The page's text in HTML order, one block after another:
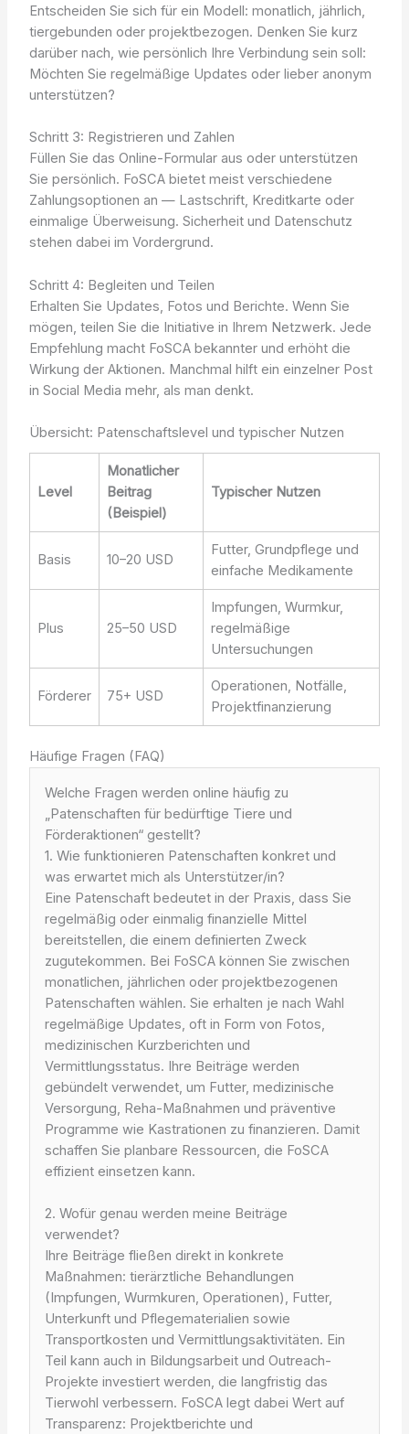
Entscheiden Sie sich für ein Modell: monatlich, jährlich,
tiergebunden oder projektbezogen. Denken Sie kurz
darüber nach, wie persönlich Ihre Verbindung sein soll:
Möchten Sie regelmäßige Updates oder lieber anonym
unterstützen?
Schritt 3: Registrieren und Zahlen
Füllen Sie das Online-Formular aus oder unterstützen
Sie persönlich. FoSCA bietet meist verschiedene
Zahlungsoptionen an — Lastschrift, Kreditkarte oder
einmalige Überweisung. Sicherheit und Datenschutz
stehen dabei im Vordergrund.
Schritt 4: Begleiten und Teilen
Erhalten Sie Updates, Fotos und Berichte. Wenn Sie
mögen, teilen Sie die Initiative in Ihrem Netzwerk. Jede
Empfehlung macht FoSCA bekannter und erhöht die
Wirkung der Aktionen. Manchmal hilft ein einzelner Post
in Social Media mehr, als man denkt.
Übersicht: Patenschaftslevel und typischer Nutzen
Level
Monatlicher
Beitrag
(Beispiel)
Typischer Nutzen
Basis 10–20 USD
Futter, Grundpflege und
einfache Medikamente
Plus 25–50 USD
Impfungen, Wurmkur,
regelmäßige
Untersuchungen
Förderer 75+ USD
Operationen, Notfälle,
Projektfinanzierung
Häufige Fragen (FAQ)
Welche Fragen werden online häufig zu
„Patenschaften für bedürftige Tiere und
Förderaktionen“ gestellt?
1. Wie funktionieren Patenschaften konkret und
was erwartet mich als Unterstützer/in?
Eine Patenschaft bedeutet in der Praxis, dass Sie
regelmäßig oder einmalig finanzielle Mittel
bereitstellen, die einem definierten Zweck
zugutekommen. Bei FoSCA können Sie zwischen
monatlichen, jährlichen oder projektbezogenen
Patenschaften wählen. Sie erhalten je nach Wahl
regelmäßige Updates, oft in Form von Fotos,
medizinischen Kurzberichten und
Vermittlungsstatus. Ihre Beiträge werden
gebündelt verwendet, um Futter, medizinische
Versorgung, Reha-Maßnahmen und präventive
Programme wie Kastrationen zu finanzieren. Damit
schaffen Sie planbare Ressourcen, die FoSCA
effizient einsetzen kann.
2. Wofür genau werden meine Beiträge
verwendet?
Ihre Beiträge fließen direkt in konkrete
Maßnahmen: tierärztliche Behandlungen
(Impfungen, Wurmkuren, Operationen), Futter,
Unterkunft und Pflegematerialien sowie
Transportkosten und Vermittlungsaktivitäten. Ein
Teil kann auch in Bildungsarbeit und Outreach-
Projekte investiert werden, die langfristig das
Tierwohl verbessern. FoSCA legt dabei Wert auf
Transparenz: Projektberichte und